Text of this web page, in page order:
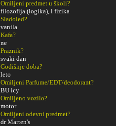
Omiljeni predmet u školi?
filozofija (logika), i fizika
Sladoled?
vanila
Kafa?
ne
Praznik?
svaki dan
Godišnje doba?
leto
Omiljeni Parfume/EDT/deodorant?
BU icy
Omiljeno vozilo?
motor
Omiljeni odevni predmet?
dr Marten's